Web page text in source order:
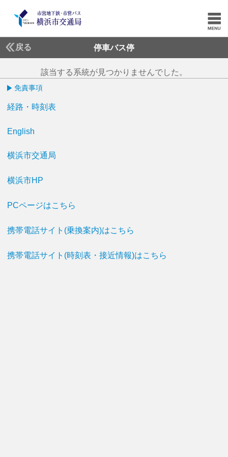
戻る 停車バス停
該当する系統が見つかりませんでした。
免責事項
経路・時刻表
English
横浜市交通局
横浜市HP
PCページはこちら
携帯電話サイト(乗換案内)はこちら
携帯電話サイト(時刻表・接近情報)はこちら